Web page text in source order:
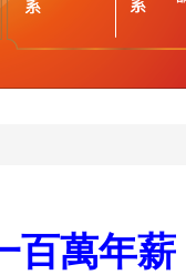
百萬年薪